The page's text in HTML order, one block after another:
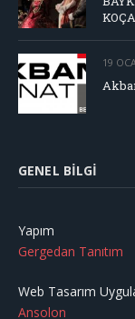
19
GENEL BILGI
Yapım
Gergedan Tanıtım
Web Tasarım
Ansolon